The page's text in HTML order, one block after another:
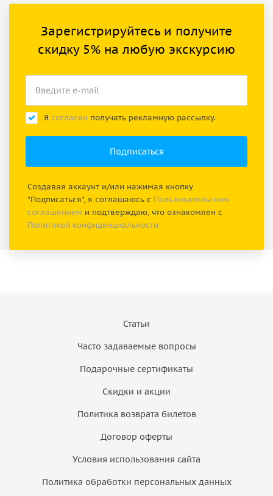
Зарегистрируйтесь и получите
скидку 5% на любую экскурсию
Я согласен получать рекламную рассылку.
Создавая аккаунт и/или нажимая кнопку
"Подписаться", я соглашаюсь с Пользовательским
соглашением и подтверждаю, что ознакомлен с
Политикой конфиденциальности
Статьи
Часто задаваемые вопросы
Подарочные сертификаты
Скидки и акции
Политика возврата билетов
Договор оферты
Условия использования сайта
Политика обработки персональных данных